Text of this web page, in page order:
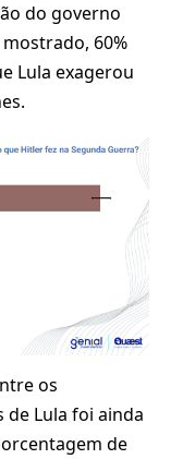
do governo
60%
Lula exagerou
os
de Lula foi ainda
de